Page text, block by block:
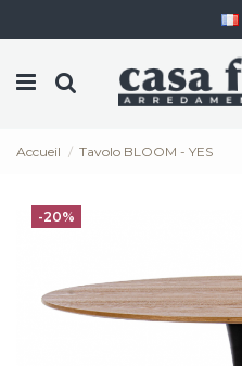
Accueil Tavolo BLOOM - YES
-20%